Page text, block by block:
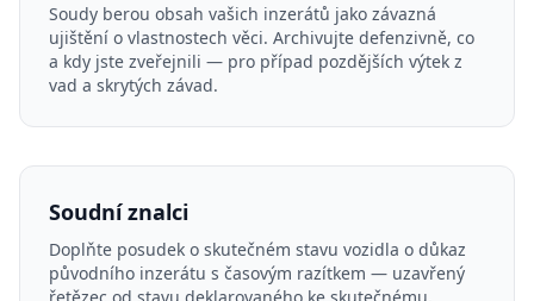
Soudy berou obsah vašich inzerátů jako závazná
ujištění o vlastnostech věci. Archivujte defenzivně, co
a kdy jste zveřejnili — pro případ pozdějších výtek z
vad a skrytých závad.
Soudní znalci
Doplňte posudek o skutečném stavu vozidla o důkaz
původního inzerátu s časovým razítkem — uzavřený
řetězec od stavu deklarovaného ke skutečnému.